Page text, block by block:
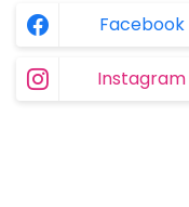
Facebook
Instagram